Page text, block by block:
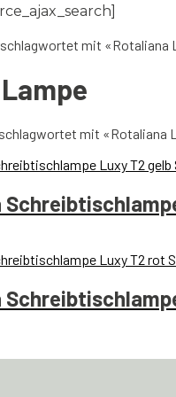
mit «Rotaliana
mit «Rotaliana